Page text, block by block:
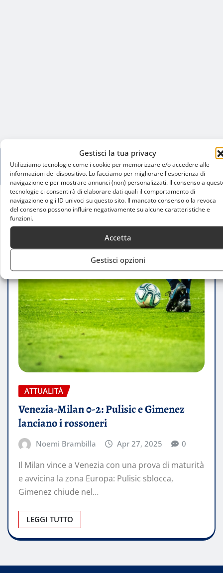
Gestisci la tua privacy
Utilizziamo tecnologie come i cookie per memorizzare e/o accedere alle
informazioni del dispositivo. Lo facciamo per migliorare l'esperienza di
navigazione e per mostrare annunci (non) personalizzati. Il consenso a
tecnologie ci consentirà di elaborare dati quali il comportamento di
navigazione o gli ID univoci su questo sito. Il mancato consenso o la revoca
del consenso possono influire negativamente su alcune caratteristiche e
funzioni.
Accetta
Gestisci opzioni
Home
Venezia-Milan 0-2: Pulisic e Gimenez lanciano i
ATTUALITÀ
Venezia-Milan 0-2: Pulisic e Gimenez
lanciano i rossoneri
Noemi Brambilla Apr 27, 2025 0
Il Milan vince a Venezia con una prova di maturità
e avvicina la zona Europa: Pulisic sblocca,
Gimenez chiude nel…
LEGGI TUTTO